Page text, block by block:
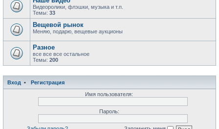
Видеоролики, флэшки, музыка и т.п.
Темы: 33
Вещевой рынок
Меняю, подарю, вещевые аукционы
Разное
все все все остальное
Темы: 200
Вход •
Регистрация
Имя пользователя:
Пароль: